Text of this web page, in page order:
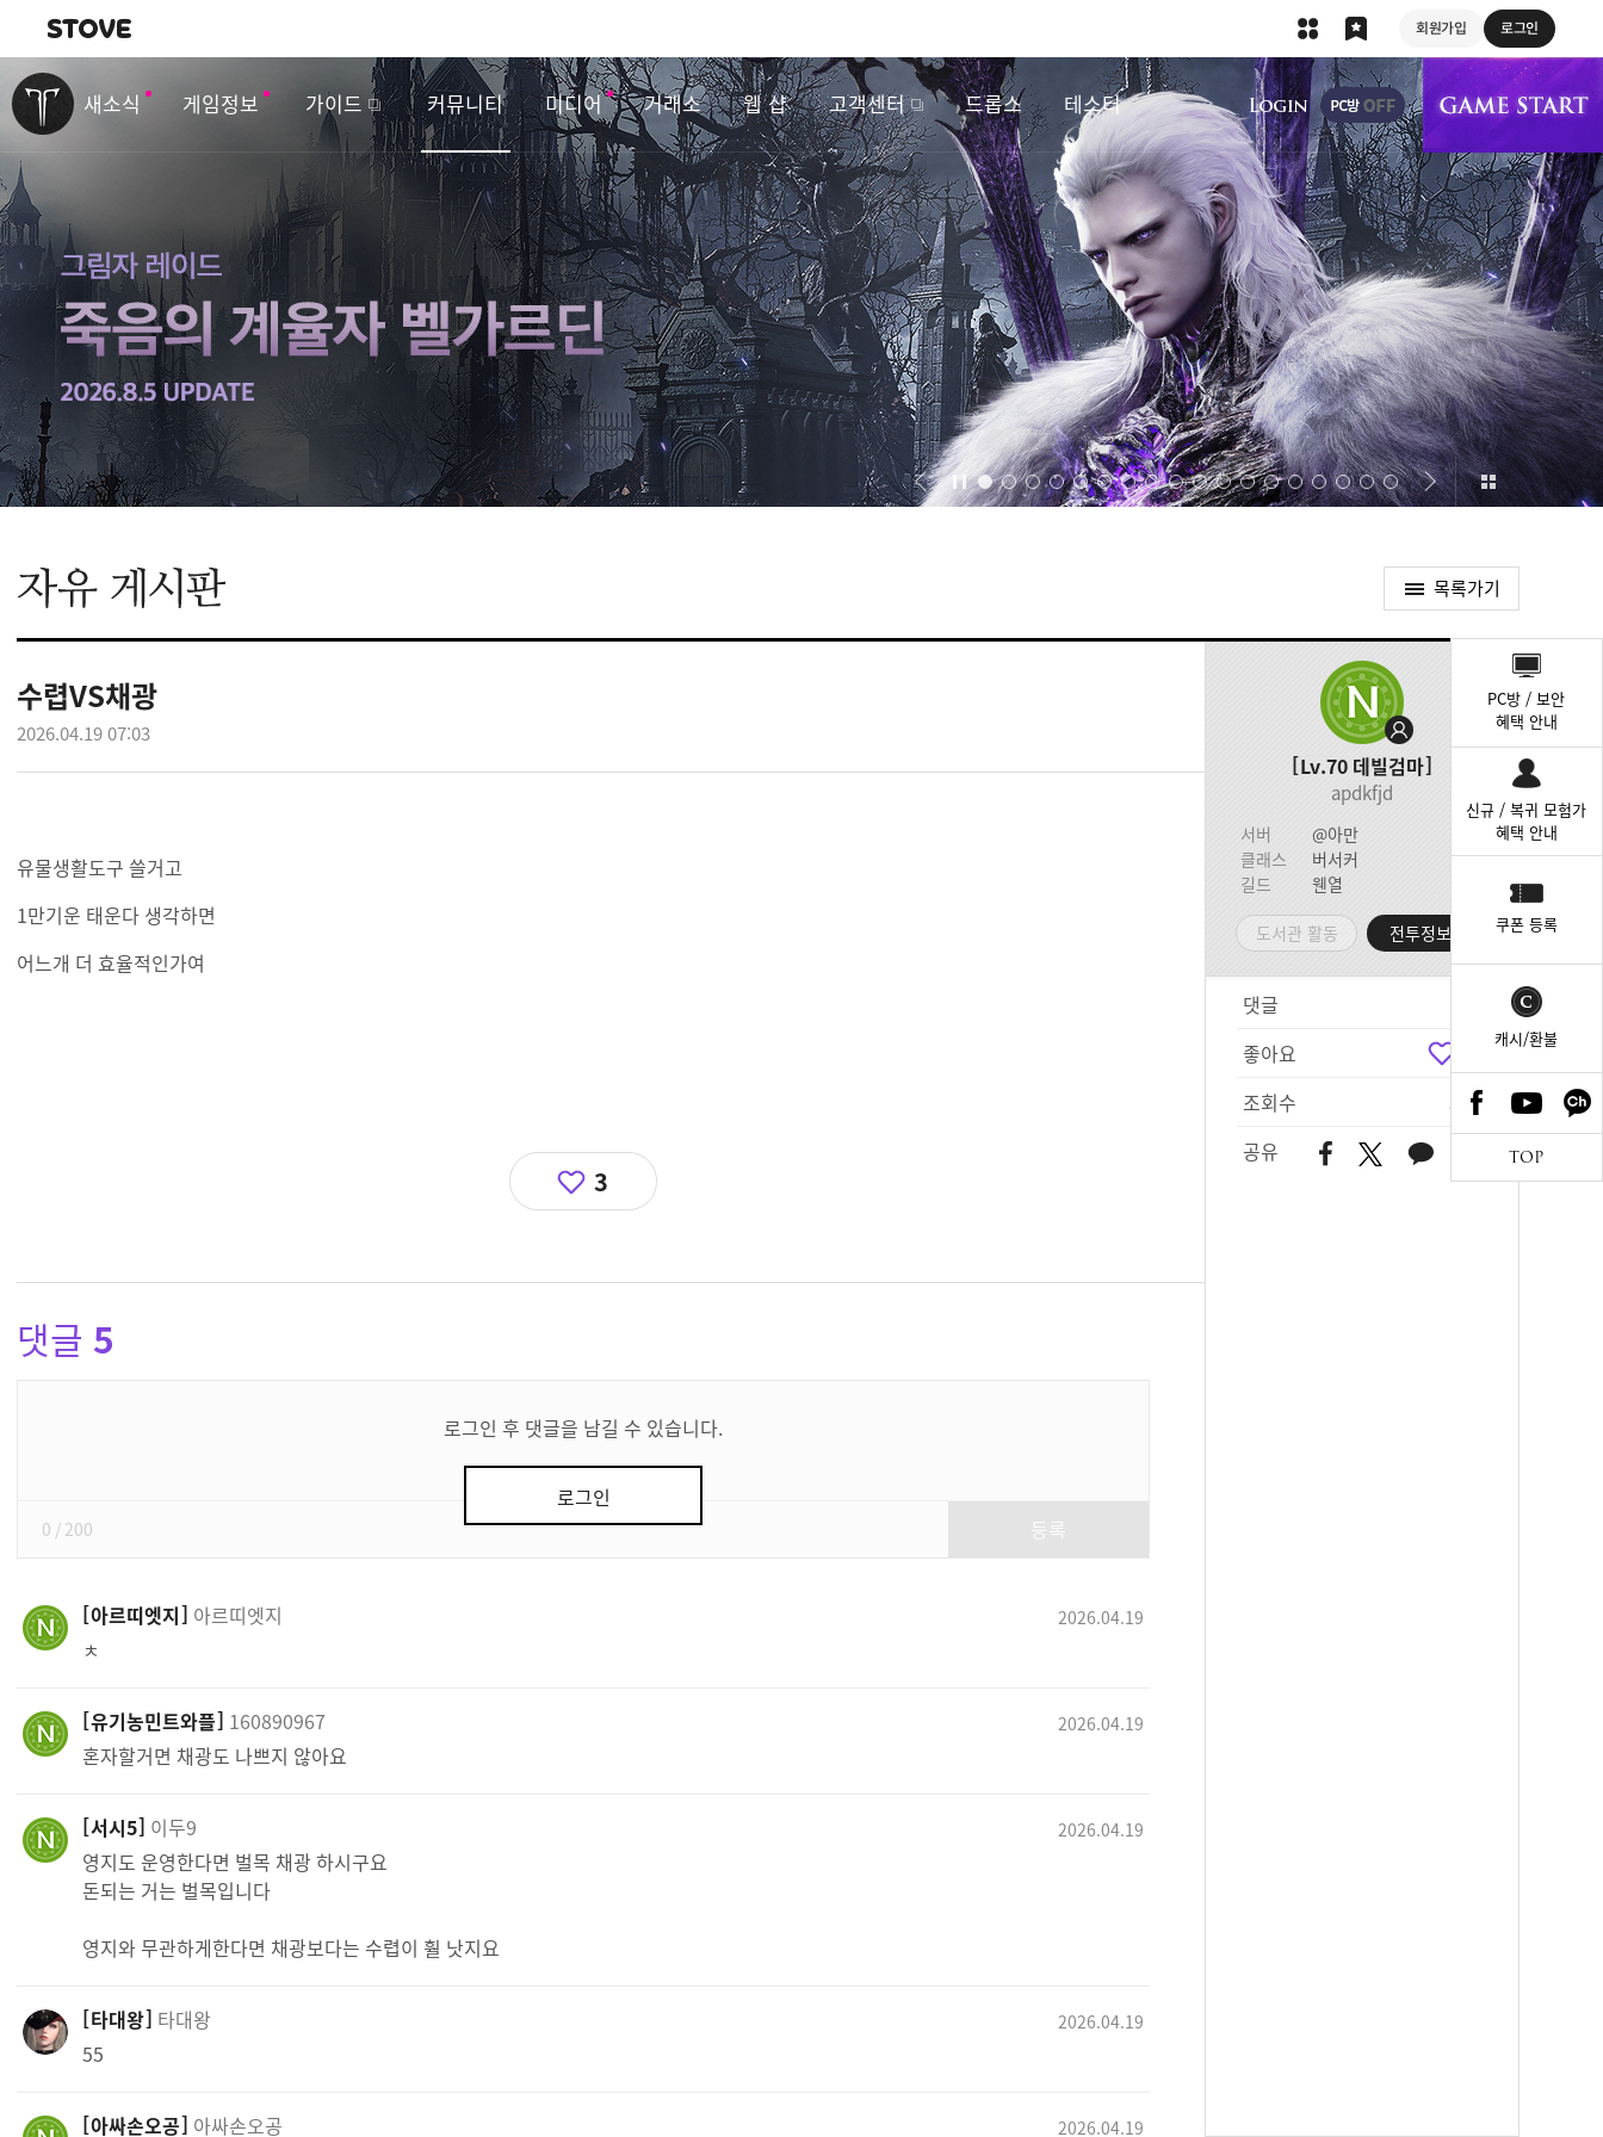
회원가입 로그인
내비게이션
새소식 게임정보 가이드 커뮤니티 미디어 거래소 웹 샵 고객센터 드롭스 테스터
상단 메뉴
벤
트
&
업
데
이
트
목록가기
수렵VS채광
2026.04.19 07:03
Lv.70 데빌검마
apdkfjd
서버
@아만
클래스
버서커
길드
웬열
도서관 활동 전투정보실
댓글
좋아요
조회수
513
공유
유물생활도구 쓸거고
1만기운 태운다 생각하면
어느개 더 효율적인가여
3
댓글 5
로그인 후 댓글을 남길 수 있습니다.
로그인
0 / 200
아르띠엣지 아르띠엣지 2026.04.19
ㅊ
유기농민트와플 160890967 2026.04.19
혼자할거면 채광도 나쁘지 않아요
서시5 이두9 2026.04.19
영지도 운영한다면 벌목 채광 하시구요
돈되는 거는 벌목입니다
영지와 무관하게한다면 채광보다는 수렵이 훨 낫지요
타대왕 타대왕 2026.04.19
55
아싸손오공 아싸손오공 2026.04.19
PC방 / 보안
혜택 안내
신규 / 복귀 모험가
혜택 안내
쿠폰 등록
캐시/환불
TOP